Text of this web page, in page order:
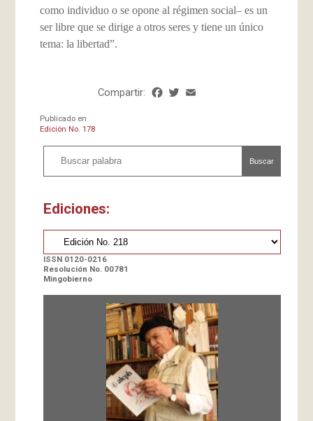
como individuo o se opone al régimen social– es un
ser libre que se dirige a otros seres y tiene un único
tema: la libertad”.
Compartir: Facebook
Twitter
Publicado en
Edición No. 178
Buscar
Ediciones:
ISSN 0120-0216
Resolución No. 00781
Mingobierno